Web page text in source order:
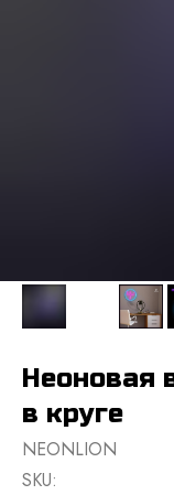
Неоновая
в круге
NEONLION
SKU: